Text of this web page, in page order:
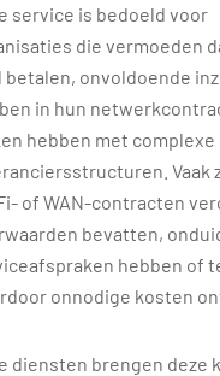
service is bedoeld voor
die vermoeden
betalen, onvoldoende
in hun
hebben met complexe
Vaak
of WAN-contracten
bevatten,
hebben of
onnodige kosten
diensten brengen deze